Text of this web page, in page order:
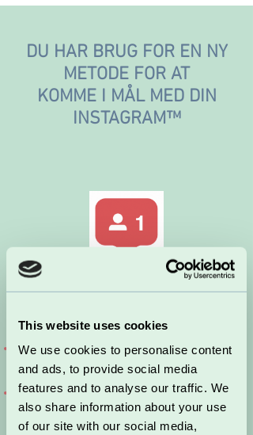
This website uses cookies
We use cookies to personalise content
and ads, to provide social media
features and to analyse our traffic. We
also share information about your use
of our site with our social media,
INSTAGRAM NU
FOR KUN KR. 475,- EKSKL. MOMS
DU HAR BRUG FOR EN NY
METODE FOR AT
KOMME I MÅL MED DIN
INSTAGRAM™
POSTE TILFÆLDIGT INDHOLD
UDEN REAKTIONER
BRUGE OCEANER AF TID
PÅ ALLE DINE OPSLAG